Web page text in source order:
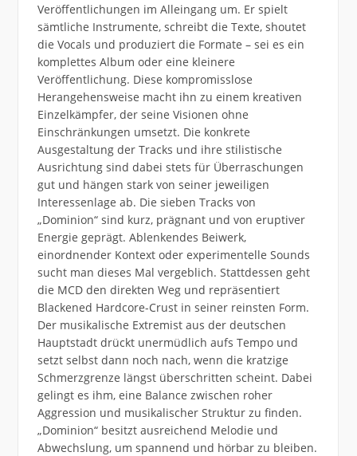
Veröffentlichungen im Alleingang um. Er spielt
sämtliche Instrumente, schreibt die Texte, shoutet
die Vocals und produziert die Formate – sei es ein
komplettes Album oder eine kleinere
Veröffentlichung. Diese kompromisslose
Herangehensweise macht ihn zu einem kreativen
Einzelkämpfer, der seine Visionen ohne
Einschränkungen umsetzt. Die konkrete
Ausgestaltung der Tracks und ihre stilistische
Ausrichtung sind dabei stets für Überraschungen
gut und hängen stark von seiner jeweiligen
Interessenlage ab. Die sieben Tracks von
„Dominion“ sind kurz, prägnant und von eruptiver
Energie geprägt. Ablenkendes Beiwerk,
einordnender Kontext oder experimentelle Sounds
sucht man dieses Mal vergeblich. Stattdessen geht
die MCD den direkten Weg und repräsentiert
Blackened Hardcore-Crust in seiner reinsten Form.
Der musikalische Extremist aus der deutschen
Hauptstadt drückt unermüdlich aufs Tempo und
setzt selbst dann noch nach, wenn die kratzige
Schmerzgrenze längst überschritten scheint. Dabei
gelingt es ihm, eine Balance zwischen roher
Aggression und musikalischer Struktur zu finden.
„Dominion“ besitzt ausreichend Melodie und
Abwechslung, um spannend und hörbar zu bleiben.